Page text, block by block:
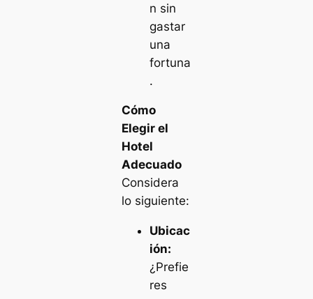
n sin
gastar
una
fortuna
.
Cómo
Elegir el
Hotel
Adecuado
Considera
lo siguiente:
Ubicac
ión:
¿Prefie
res